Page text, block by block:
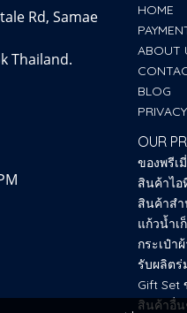
Rd, Samae
Thailand.
HOME
ABOUT
BLOG
OUR
ของพรีเ
สินค้าไอ
สินค้าส
แก้วน้ำเ
กระเป๋า
รับผลิตร่
Gift Set
สินค้าอื่น